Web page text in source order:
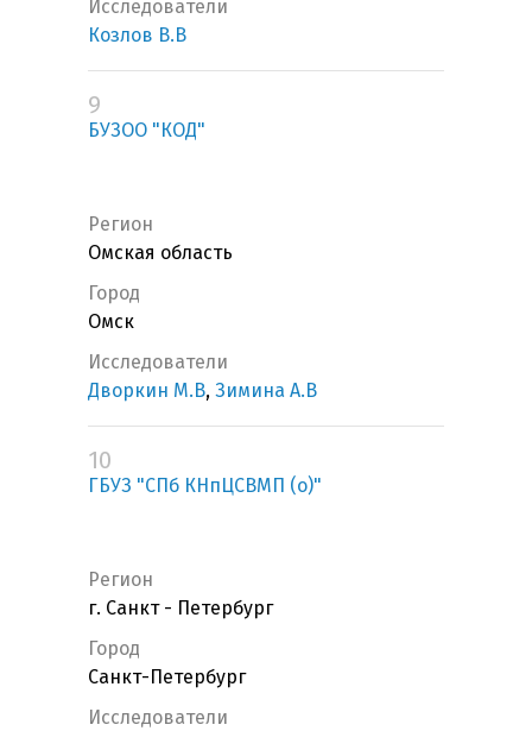
Исследователи
Козлов В.В
9
БУЗОО "КОД"
Регион
Омская область
Город
Омск
Исследователи
Дворкин М.В, Зимина А.В
10
ГБУЗ "СПб КНпЦСВМП (о)"
Регион
г. Санкт - Петербург
Город
Санкт-Петербург
Исследователи